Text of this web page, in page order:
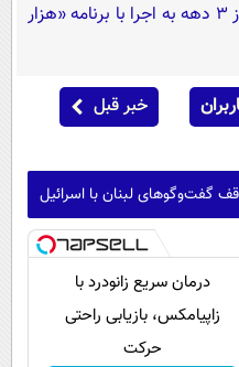
بازگشت حسین پاکدل پس از ۳ دهه به اجرا با برنامه «هزار
خبر قبل
گفت‌وگوهای لبنان با اسرائیل
درمان سریع زانودرد با
زاپیامکس، بازیابی راحتی
حرکت